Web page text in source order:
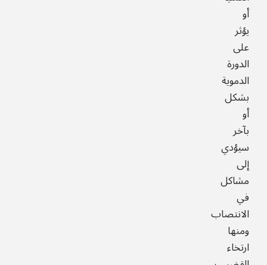
أو
يؤثر
على
الدورة
الدموية
بشكل
أو
بآخر
سيؤدي
إلى
مشاكل
في
الانتصاب
ومنها
ارتخاء